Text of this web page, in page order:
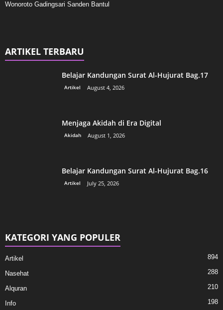
Wonoroto Gadingsari Sanden Bantul
ARTIKEL TERBARU
Belajar Kandungan Surat Al-Hujurat Bag.17
Artikel August 4, 2026
Menjaga Akidah di Era Digital
Akidah August 1, 2026
Belajar Kandungan Surat Al-Hujurat Bag.16
Artikel July 25, 2026
KATEGORI YANG POPULER
Artikel 894
Nasehat 288
Alquran 210
Info 198